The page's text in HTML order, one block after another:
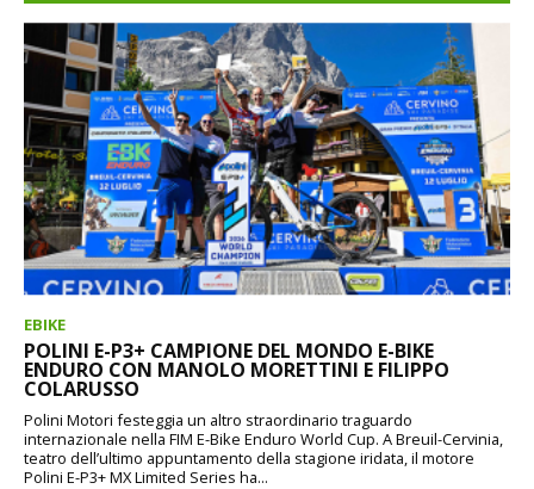
EBIKE
POLINI E-P3+ CAMPIONE DEL MONDO E-BIKE
ENDURO CON MANOLO MORETTINI E FILIPPO
COLARUSSO
Polini Motori festeggia un altro straordinario traguardo
internazionale nella FIM E-Bike Enduro World Cup. A Breuil-Cervinia,
teatro dell’ultimo appuntamento della stagione iridata, il motore
Polini E-P3+ MX Limited Series ha...